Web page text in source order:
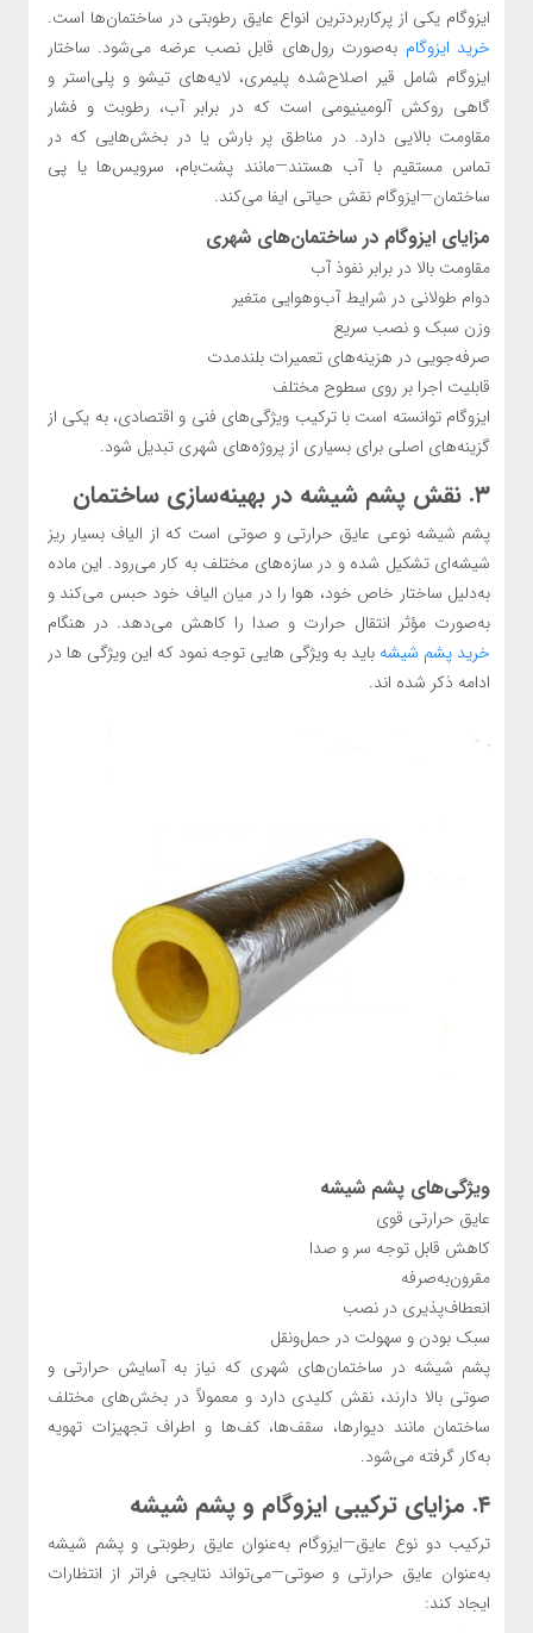
ایزوگام یکی از پرکاربردترین انواع عایق رطوبتی در ساختمان‌ها است.
خرید ایزوگام به‌صورت رول‌های قابل نصب عرضه می‌شود. ساختار
ایزوگام شامل قیر اصلاح‌شده پلیمری، لایه‌های تیشو و پلی‌استر و
گاهی روکش آلومینیومی است که در برابر آب، رطوبت و فشار
مقاومت بالایی دارد. در مناطق پر بارش یا در بخش‌هایی که در
تماس مستقیم با آب هستند—مانند پشت‌بام، سرویس‌ها یا پی
ساختمان—ایزوگام نقش حیاتی ایفا می‌کند.
مزایای ایزوگام در ساختمان‌های شهری
مقاومت بالا در برابر نفوذ آب
دوام طولانی در شرایط آب‌وهوایی متغیر
وزن سبک و نصب سریع
صرفه‌جویی در هزینه‌های تعمیرات بلندمدت
قابلیت اجرا بر روی سطوح مختلف
ایزوگام توانسته است با ترکیب ویژگی‌های فنی و اقتصادی، به یکی از
گزینه‌های اصلی برای بسیاری از پروژه‌های شهری تبدیل شود.
۳. نقش پشم شیشه در بهینه‌سازی ساختمان
پشم شیشه نوعی عایق حرارتی و صوتی است که از الیاف بسیار ریز
شیشه‌ای تشکیل شده و در سازه‌های مختلف به کار می‌رود. این ماده
به‌دلیل ساختار خاص خود، هوا را در میان الیاف خود حبس می‌کند و
به‌صورت مؤثر انتقال حرارت و صدا را کاهش می‌دهد. در هنگام
خرید پشم شیشه باید به ویژگی هایی توجه نمود که این ویژگی ها در
ادامه ذکر شده اند.
ویژگی‌های پشم شیشه
عایق حرارتی قوی
کاهش قابل توجه سر و صدا
مقرون‌به‌صرفه
انعطاف‌پذیری در نصب
سبک بودن و سهولت در حمل‌ونقل
پشم شیشه در ساختمان‌های شهری که نیاز به آسایش حرارتی و
صوتی بالا دارند، نقش کلیدی دارد و معمولاً در بخش‌های مختلف
ساختمان مانند دیوارها، سقف‌ها، کف‌ها و اطراف تجهیزات تهویه
به‌کار گرفته می‌شود.
۴. مزایای ترکیبی ایزوگام و پشم شیشه
ترکیب دو نوع عایق—ایزوگام به‌عنوان عایق رطوبتی و پشم شیشه
به‌عنوان عایق حرارتی و صوتی—می‌تواند نتایجی فراتر از انتظارات
ایجاد کند: